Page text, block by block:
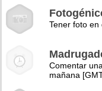
Tener foto en
Comentar
mañana